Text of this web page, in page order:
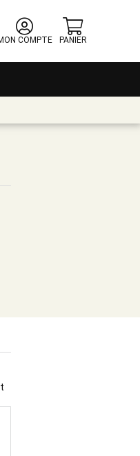
COMPTE
PANIER